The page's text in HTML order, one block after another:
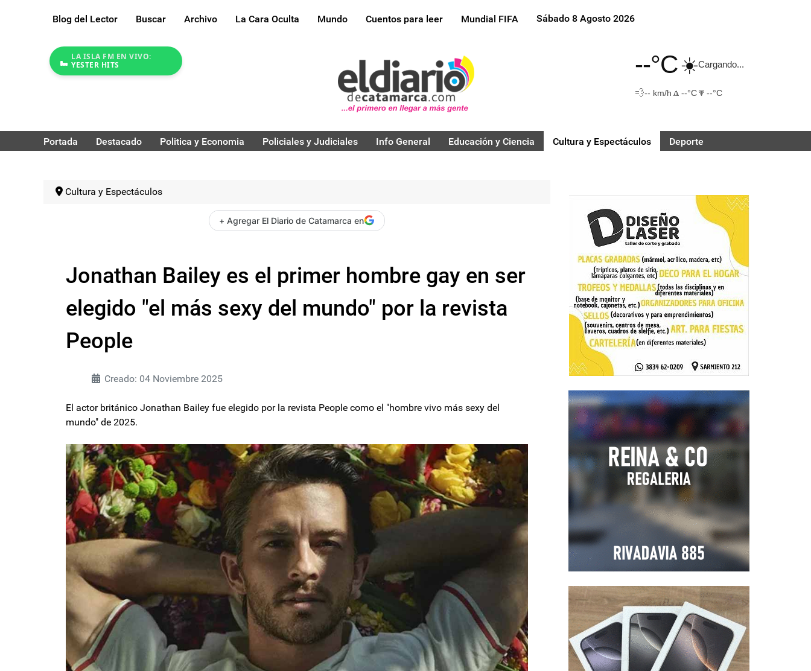
Blog del Lector Buscar Archivo La Cara Oculta Mundo Cuentos para leer Mundial FIFA Sábado 8 Agosto 2026
LA ISLA FM EN VIVO:
YESTER HITS
--°C☀️Cargando...
💨-- km/h 🔼 --°C🔽 --°C
Portada Destacado Politica y Economia Policiales y Judiciales Info General Educación y Ciencia Cultura y Espectáculos Deporte
Cultura y Espectáculos
+ Agregar El Diario de Catamarca en
Jonathan Bailey es el primer hombre gay en ser
elegido "el más sexy del mundo" por la revista
People
Creado: 04 Noviembre 2025
El actor británico Jonathan Bailey fue elegido por la revista People como el "hombre vivo más sexy del
mundo" de 2025.